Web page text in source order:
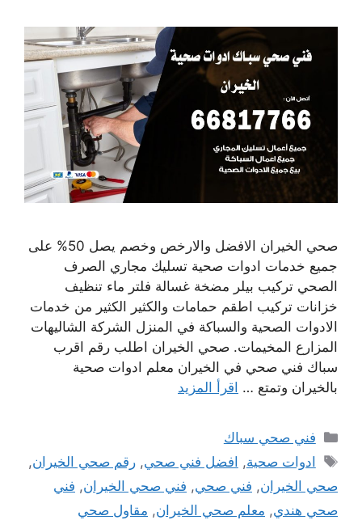
صحي الخيران الافضل والارخص وخصم يصل 50% على
جميع خدمات ادوات صحية تسليك مجاري الصرف
الصحي تركيب بيلر مضخة غسالة فلتر ماء تنظيف
خزانات تركيب اطقم حمامات والكثير الكثير من خدمات
الادوات الصحية والسباكة في المنزل الشركة الشاليهات
المزارع المخيمات. صحي الخيران اطلب رقم اقرب
سباك فني صحي في الخيران معلم ادوات صحية
بالخيران وتمتع … اقرأ المزيد
التصنيفات
فني صحي سباك
الوسوم
ادوات صحية, افضل فني صحي,رقم صحي الخيران,
صحي الخيران, فني صحي, فني صحي الخيران, فني
صحي هندي, معلم صحي الخيران, مقاول صحي